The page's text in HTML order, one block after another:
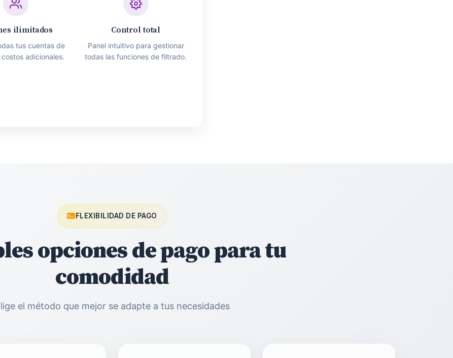
ilimitados
tus cuentas de
adicionales.
Control total
Panel intuitivo para gestionar
todas las funciones de filtrado.
FLEXIBILIDAD DE PAGO
opciones de pago para tu
comodidad
el método que mejor se adapte a tus necesidades